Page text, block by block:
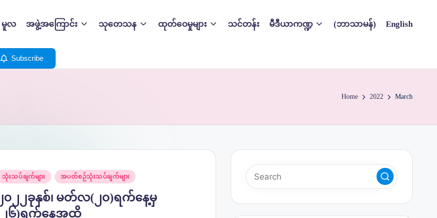
မူလ အဖွဲ့အကြောင်း သုတေသန ထုတ်ဝေမှုများ သင်တန်း မီဒီယာကဏ္ဍ (ဘာသာမန်) English
Subscribe
Home 2022 March
သုံးသပ်ချက်များ အပတ်စဉ်သုံးသပ်ချက်များ
၂၀၂၂ခုနှစ်၊ မတ်လ(၂၀)ရက်နေ့မှ
၆)ရက်နေ့အထိ